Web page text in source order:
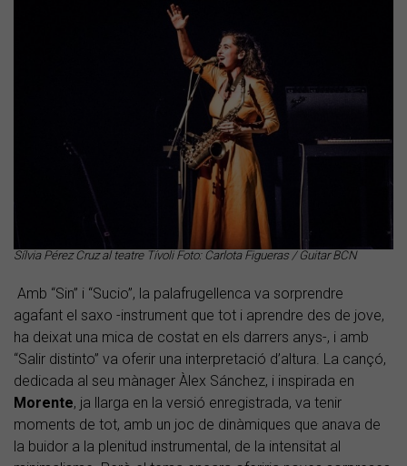
Sílvia Pérez Cruz al teatre Tívoli Foto: Carlota Figueras / Guitar BCN
Amb “Sin” i “Sucio”, la palafrugellenca va sorprendre
agafant el saxo -instrument que tot i aprendre des de jove,
ha deixat una mica de costat en els darrers anys-, i amb
“Salir distinto” va oferir una interpretació d’altura. La cançó,
dedicada al seu mànager Àlex Sánchez, i inspirada en
Morente, ja llarga en la versió enregistrada, va tenir
moments de tot, amb un joc de dinàmiques que anava de
la buidor a la plenitud instrumental, de la intensitat al